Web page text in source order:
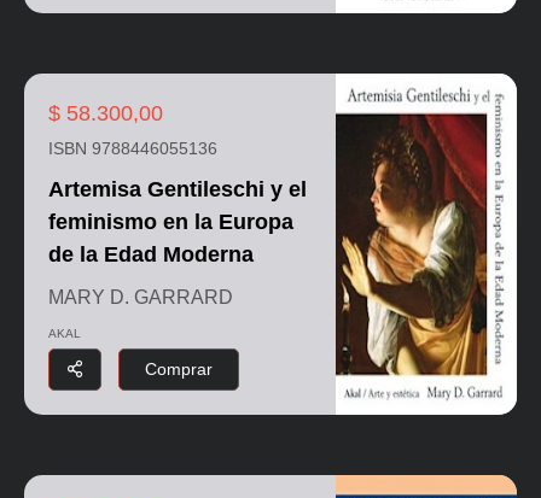
$ 58.300,00
ISBN 9788446055136
Artemisa Gentileschi y el
feminismo en la Europa
de la Edad Moderna
MARY D. GARRARD
AKAL
Comprar